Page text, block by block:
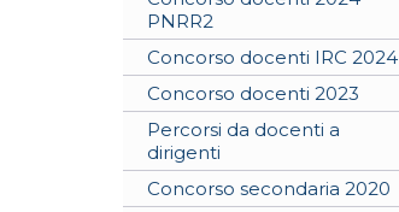
PNRR2
Concorso docenti IRC 2024
Concorso docenti 2023
Percorsi da docenti a
dirigenti
Concorso secondaria 2020